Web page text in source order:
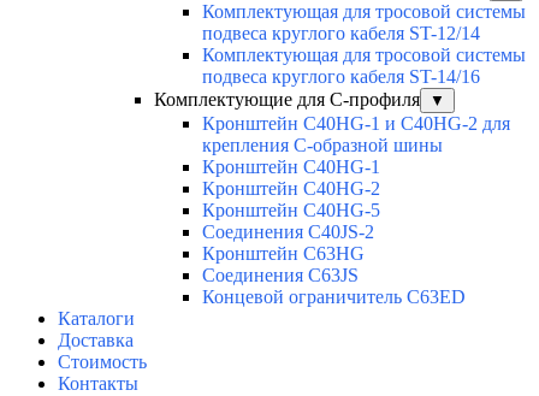
Комплектующая для тросовой системы
подвеса круглого кабеля ST-12/14
Комплектующая для тросовой системы
подвеса круглого кабеля ST-14/16
Комплектующие для С-профиля
▼
Кронштейн C40HG-1 и C40HG-2 для
крепления С-образной шины
Кронштейн C40HG-1
Кронштейн C40HG-2
Кронштейн C40HG-5
Соединения C40JS-2
Кронштейн C63HG
Соединения C63JS
Концевой ограничитель C63ED
Каталоги
Доставка
Стоимость
Контакты